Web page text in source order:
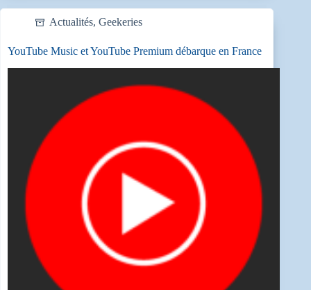
Actualités, Geekeries
YouTube Music et YouTube Premium débarque en France